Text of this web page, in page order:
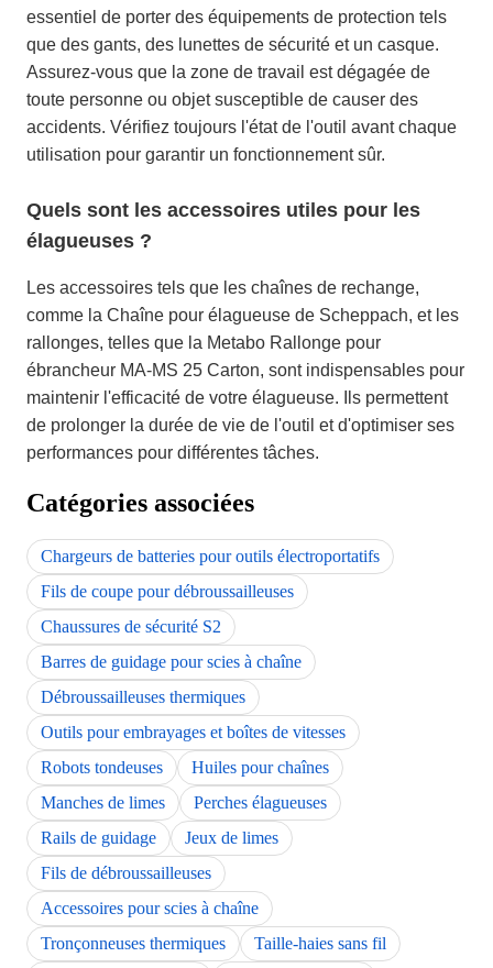
essentiel de porter des équipements de protection tels
que des gants, des lunettes de sécurité et un casque.
Assurez-vous que la zone de travail est dégagée de
toute personne ou objet susceptible de causer des
accidents. Vérifiez toujours l'état de l'outil avant chaque
utilisation pour garantir un fonctionnement sûr.
Quels sont les accessoires utiles pour les
élagueuses ?
Les accessoires tels que les chaînes de rechange,
comme la Chaîne pour élagueuse de Scheppach, et les
rallonges, telles que la Metabo Rallonge pour
ébrancheur MA-MS 25 Carton, sont indispensables pour
maintenir l'efficacité de votre élagueuse. Ils permettent
de prolonger la durée de vie de l'outil et d'optimiser ses
performances pour différentes tâches.
Catégories associées
Chargeurs de batteries pour outils électroportatifs
Fils de coupe pour débroussailleuses
Chaussures de sécurité S2
Barres de guidage pour scies à chaîne
Débroussailleuses thermiques
Outils pour embrayages et boîtes de vitesses
Robots tondeuses
Huiles pour chaînes
Manches de limes
Perches élagueuses
Rails de guidage
Jeux de limes
Fils de débroussailleuses
Accessoires pour scies à chaîne
Tronçonneuses thermiques
Taille-haies sans fil